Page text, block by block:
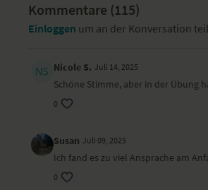
Kommentare (115)
Einloggen um an der Konversation
Nicole S. Juli 14, 2025
Schöne Stimme, aber in der Übung
0
Susan Juli 09, 2025
Ich fand es zu viel Ansprache am
0